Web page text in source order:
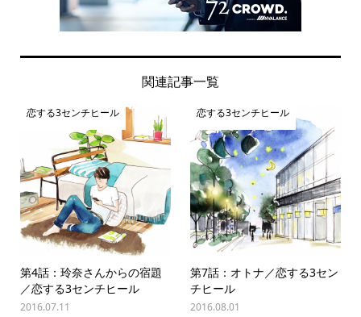
関連記事一覧
恋する3センチヒール
第4話：玲奈さんからの宿題
／恋する3センチヒール
2016.07.11
恋する3センチヒール
第7話：オトナ／恋する3セン
チヒール
2016.08.01